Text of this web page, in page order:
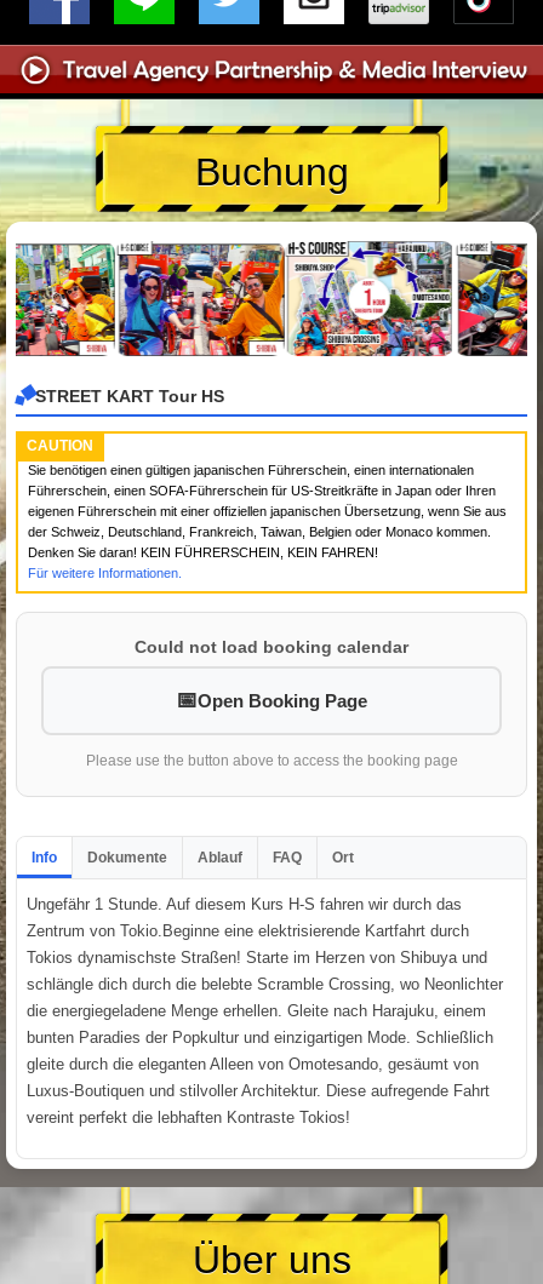
Buchung
STREET KART Tour HS
CAUTION
Sie benötigen einen gültigen japanischen Führerschein, einen internationalen
Führerschein, einen SOFA-Führerschein für US-Streitkräfte in Japan oder Ihren
eigenen Führerschein mit einer offiziellen japanischen Übersetzung, wenn Sie aus
der Schweiz, Deutschland, Frankreich, Taiwan, Belgien oder Monaco kommen.
Denken Sie daran! KEIN FÜHRERSCHEIN, KEIN FAHREN!
Für weitere Informationen.
Could not load booking calendar
Open Booking Page
Please use the button above to access the booking page
Info Dokumente Ablauf FAQ Ort
Ungefähr 1 Stunde. Auf diesem Kurs H-S fahren wir durch das
Zentrum von Tokio.Beginne eine elektrisierende Kartfahrt durch
Tokios dynamischste Straßen! Starte im Herzen von Shibuya und
schlängle dich durch die belebte Scramble Crossing, wo Neonlichter
die energiegeladene Menge erhellen. Gleite nach Harajuku, einem
bunten Paradies der Popkultur und einzigartigen Mode. Schließlich
gleite durch die eleganten Alleen von Omotesando, gesäumt von
Luxus-Boutiquen und stilvoller Architektur. Diese aufregende Fahrt
vereint perfekt die lebhaften Kontraste Tokios!
Über uns